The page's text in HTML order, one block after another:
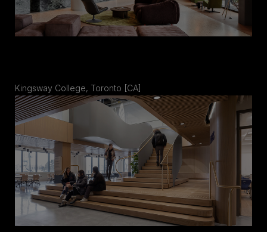
Kingsway College, Toronto [CA]